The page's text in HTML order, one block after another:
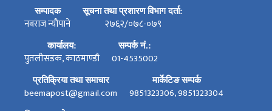
सम्पादक
नबराज न्यौपाने
सूचना तथा प्रशारण विभाग दर्ता:
२७६२/०७८-०७९
कार्यालय:
पुतलीसडक, काठमाण्डौ
सम्पर्क नं.:
01-4535002
प्रतिक्रिया तथा समाचार
beemapost@gmail.com
मार्केटिङ सम्पर्क
9851323306, 9851323304